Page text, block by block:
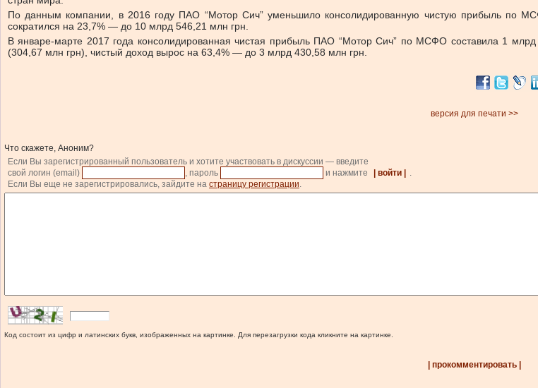
По данным компании, в 2016 году ПАО “Мотор Сич” уменьшило консолидированную чистую прибыль по
сократился на 23,7% — до 10 млрд 546,21 млн грн.
В январе-марте 2017 года консолидированная чистая прибыль ПАО “Мотор Сич” по МСФО составила 1
(304,67 млн грн), чистый доход вырос на 63,4% — до 3 млрд 430,58 млн грн.
версия для печати >>
Что скажете, Аноним?
Если Вы зарегистрированный пользователь и хотите участвовать в дискуссии — введите
свой логин (email)
, пароль и нажмите | войти |
.
Если Вы еще не зарегистрировались, зайдите на страницу регистрации.
Код состоит из цифр и латинских букв, изображенных на картинке. Для перезагрузки кода кликните на картинке.
| прокомментировать |